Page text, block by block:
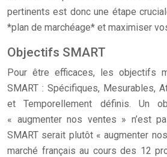
pertinents est donc une étape
*plan de marchéage* et maximiser
Objectifs SMART
Pour être efficaces, les objectifs
SMART : Spécifiques, Mesurables,
et Temporellement définis. Un
« augmenter nos ventes » n’est
SMART serait plutôt « augmenter
marché français au cours des 12